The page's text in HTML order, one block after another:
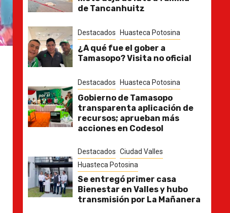
de Tancanhuitz
Destacados Huasteca Potosina
¿A qué fue el gober a
Tamasopo? Visita no oficial
Destacados Huasteca Potosina
Gobierno de Tamasopo
transparenta aplicación de
recursos; aprueban más
acciones en Codesol
Destacados Ciudad Valles
Huasteca Potosina
Se entregó primer casa
Bienestar en Valles y hubo
transmisión por La Mañanera